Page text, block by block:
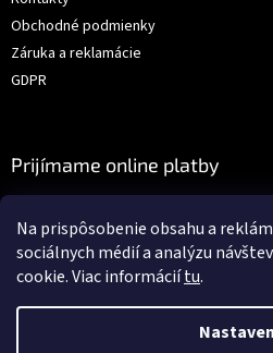
Na prispôsobenie obsahu a
sociálnych médií a analýzu
cookie. Viac informáciítu.
Obchodné podmienky
Záruka a reklamácie
GDPR
Prijímame online platby